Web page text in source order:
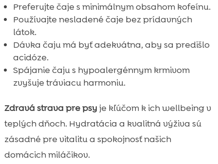
Preferujte čaje s minimálnym obsahom kofeínu.
Používajte nesladené čaje bez prídavných
látok.
Dávka čaju má byť adekvátna, aby sa predišlo
acidóze.
Spájanie čaju s hypoalergénnym krmivom
zvyšuje tráviacu harmoniu.
Zdravá strava pre psy je kľúčom k ich wellbeing v
teplých dňoch. Hydratácia a kvalitná výživa sú
zásadné pre vitalitu a spokojnosť našich
domácich miláčikov.